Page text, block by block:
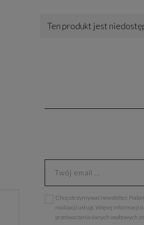
Ten produkt jest
Chcę otrzymywać newsletter.
realizacji usługi. Więcej informacji
przetwarzania danych osobowych